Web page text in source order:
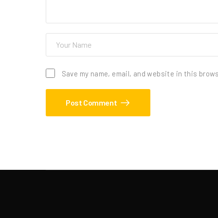
Save my name, email, and website in this
Post Comment